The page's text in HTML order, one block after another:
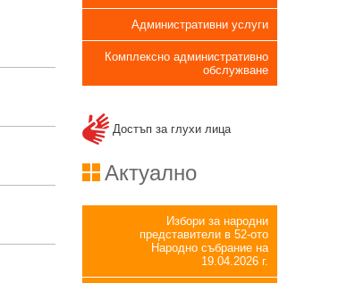
Административни услуги
Комплексно административно
обслужване
Достъп за глухи лица
Актуално
Избори за народни
представители в 52-ото
Народно събрание на
19.04.2026 г.